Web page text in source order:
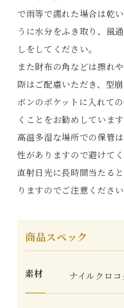
で雨等で濡れた場合は乾
うに水分をふき取り、風
しをしてください。
また財布の角などは擦れ
際はご配慮いただき、型
ボンのポケットに入れて
くことをお勧めしています
高温多湿な場所での保管
性がありますので避けてく
直射日光に長時間当たる
りますのでご注意ください
商品スペック
素材 ナイルクロ